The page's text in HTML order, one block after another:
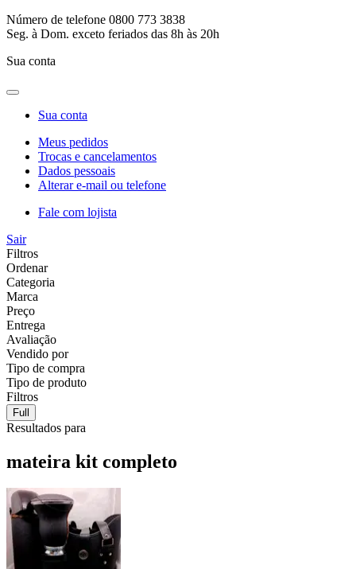
Número de telefone 0800 773 3838
Seg. à Dom. exceto feriados das 8h às 20h
Sua conta
Sua conta
Meus pedidos
Trocas e cancelamentos
Dados pessoais
Alterar e-mail ou telefone
Fale com lojista
Sair
Filtros
Ordenar
Categoria
Marca
Preço
Entrega
Avaliação
Vendido por
Tipo de compra
Tipo de produto
Filtros
Full
Resultados para
mateira kit completo